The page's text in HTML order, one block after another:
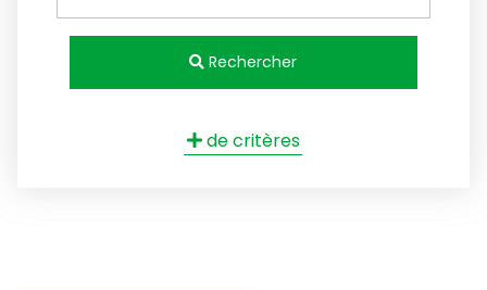
Rechercher
de critères